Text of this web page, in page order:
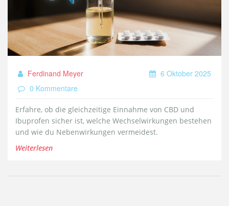
Ferdinand Meyer
6 Oktober 2025
0 Kommentare
Erfahre, ob die gleichzeitige Einnahme von CBD und
Ibuprofen sicher ist, welche Wechselwirkungen bestehen
und wie du Nebenwirkungen vermeidest.
Weiterlesen